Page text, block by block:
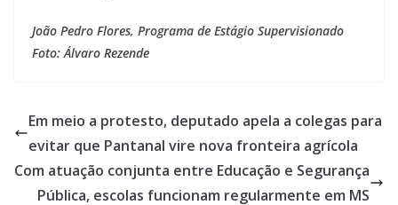
João Pedro Flores, Programa de Estágio Supervisionado
Foto: Álvaro Rezende
Em meio a protesto, deputado apela a colegas para
evitar que Pantanal vire nova fronteira agrícola
Com atuação conjunta entre Educação e Segurança
Pública, escolas funcionam regularmente em MS